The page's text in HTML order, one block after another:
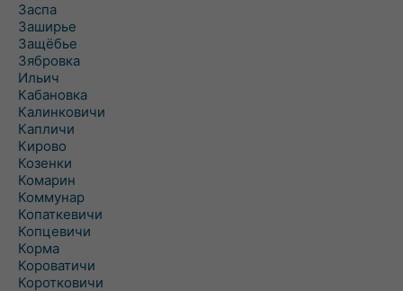
Заспа
Заширье
Защёбье
Зябровка
Ильич
Кабановка
Калинковичи
Капличи
Кирово
Козенки
Комарин
Коммунар
Копаткевичи
Копцевичи
Корма
Короватичи
Коротковичи